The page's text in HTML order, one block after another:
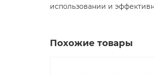
использовании и
Похожие товары